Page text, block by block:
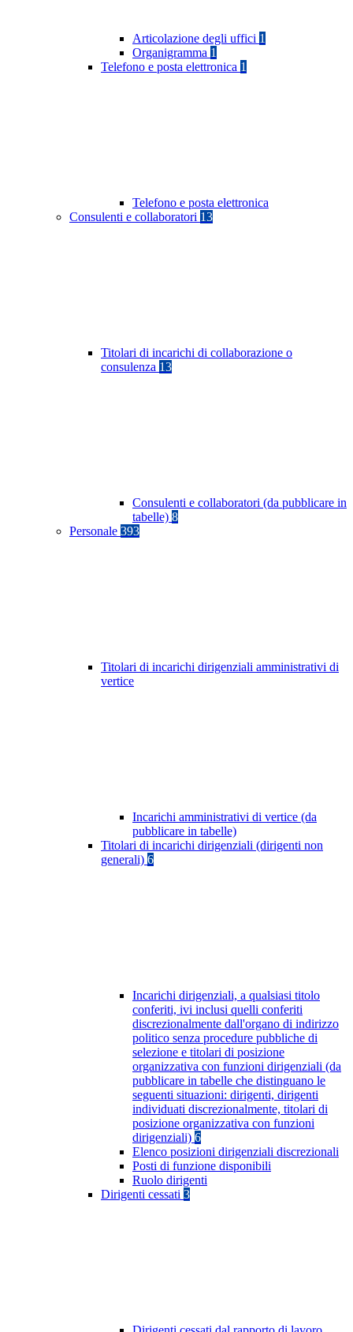
Articolazione degli uffici 1
Organigramma 1
Telefono e posta elettronica 1
Telefono e posta elettronica
Consulenti e collaboratori 13
Titolari di incarichi di collaborazione o
consulenza 13
Consulenti e collaboratori (da pubblicare in
tabelle) 8
Personale 393
Titolari di incarichi dirigenziali amministrativi di
vertice
Incarichi amministrativi di vertice (da
pubblicare in tabelle)
Titolari di incarichi dirigenziali (dirigenti non
generali) 6
Incarichi dirigenziali, a qualsiasi titolo
conferiti, ivi inclusi quelli conferiti
discrezionalmente dall'organo di indirizzo
politico senza procedure pubbliche di
selezione e titolari di posizione
organizzativa con funzioni dirigenziali (da
pubblicare in tabelle che distinguano le
seguenti situazioni: dirigenti, dirigenti
individuati discrezionalmente, titolari di
posizione organizzativa con funzioni
dirigenziali) 6
Elenco posizioni dirigenziali discrezionali
Posti di funzione disponibili
Ruolo dirigenti
Dirigenti cessati 3